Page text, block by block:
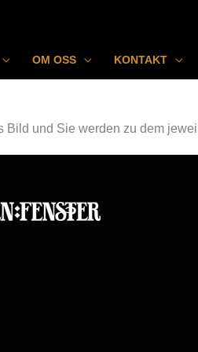
OM OSS KONTAKT
und Sie werden zu dem